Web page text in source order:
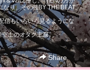
り、その後BY THE BEAT
信もいろいろ見るようにな
士のオタク主腐。
Share